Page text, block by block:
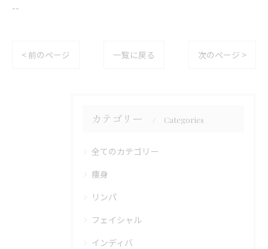
--
< 前のページ 一覧に戻る 次のページ >
カテゴリー Categories
全てのカテゴリー
痩身
リンパ
フェイシャル
インディバ